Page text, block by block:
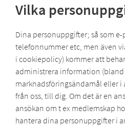
Vilka
Dina personuppgifter; så som
telefonnummer etc, men även
i cookiepolicy) kommer att
administrera information
marknadsföringsändamål eller i
från oss, till dig. Om det är en
ansökan om t ex medlemskap
hantera dina personuppgifter i